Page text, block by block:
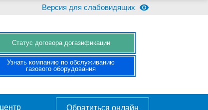
Версия для слабовидящих
Cтатус договора догазификации
Узнать компанию по обслуживанию
газового оборудования
Обратиться онлайн